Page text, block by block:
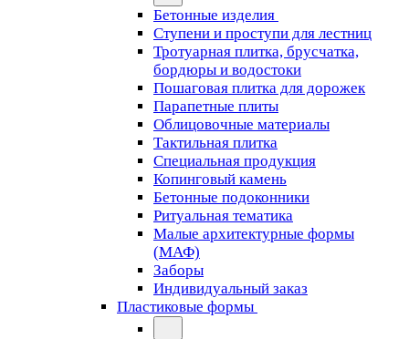
Бетонные изделия
Ступени и проступи для лестниц
Тротуарная плитка, брусчатка,
бордюры и водостоки
Пошаговая плитка для дорожек
Парапетные плиты
Облицовочные материалы
Тактильная плитка
Специальная продукция
Копинговый камень
Бетонные подоконники
Ритуальная тематика
Малые архитектурные формы
(МАФ)
Заборы
Индивидуальный заказ
Пластиковые формы